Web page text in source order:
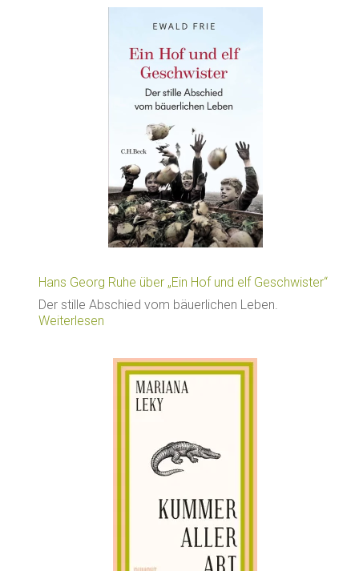
Hans Georg Ruhe über „Ein Hof und elf Geschwister“
Der stille Abschied vom bäuerlichen Leben.
Weiterlesen